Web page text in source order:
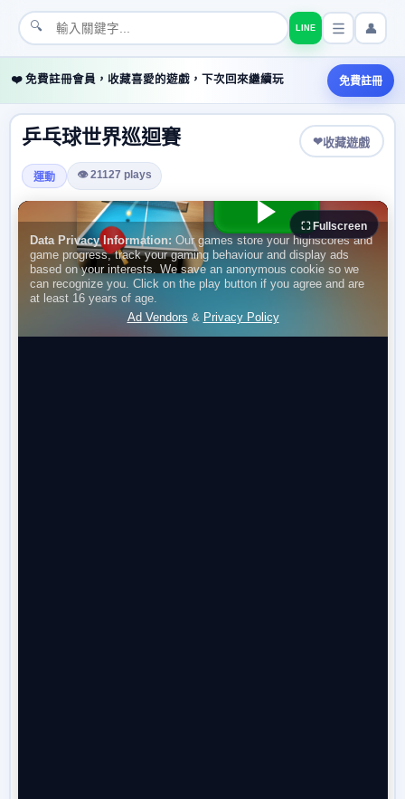
🔍 LINE 👤
❤️ 免費註冊會員，收藏喜愛的遊戲，下次回來繼續玩 免費註冊
乒乓球世界巡迴賽 ❤收藏遊戲
運動 👁 21127 plays
⛶ Fullscreen